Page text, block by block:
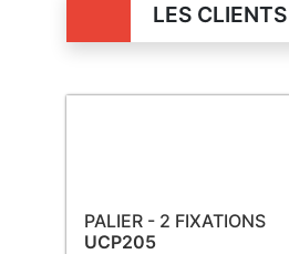
LES
PALIER - 2 FIXATIONS
UCP205